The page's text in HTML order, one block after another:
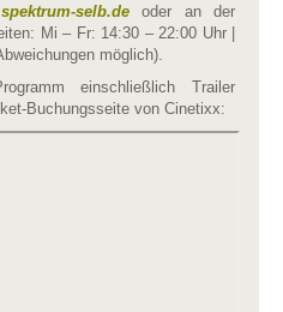
selb.de oder an der
Mi – Fr: 14:30 – 22:00 Uhr |
möglich).
einschließlich Trailer
Buchungsseite von Cinetixx: